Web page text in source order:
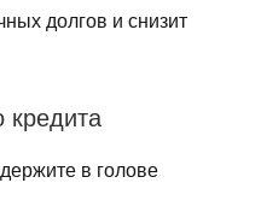
долгов и снизит
кредита
в голове